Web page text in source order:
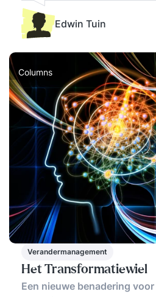
Edwin Tuin
Columns
Verandermanagement
Het Transformatiewiel
Een nieuwe benadering